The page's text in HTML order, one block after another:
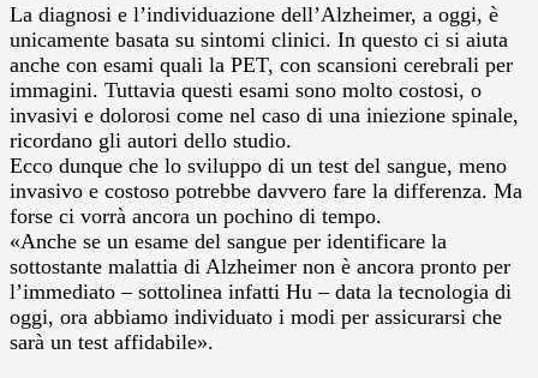
La diagnosi e l’individuazione dell’Alzheimer, a oggi, è
unicamente basata su sintomi clinici. In questo ci si aiuta
anche con esami quali la PET, con scansioni cerebrali per
immagini. Tuttavia questi esami sono molto costosi, o
invasivi e dolorosi come nel caso di una iniezione spinale,
ricordano gli autori dello studio.
Ecco dunque che lo sviluppo di un test del sangue, meno
invasivo e costoso potrebbe davvero fare la differenza. Ma
forse ci vorrà ancora un pochino di tempo.
«Anche se un esame del sangue per identificare la
sottostante malattia di Alzheimer non è ancora pronto per
l’immediato – sottolinea infatti Hu – data la tecnologia di
oggi, ora abbiamo individuato i modi per assicurarsi che
sarà un test affidabile».